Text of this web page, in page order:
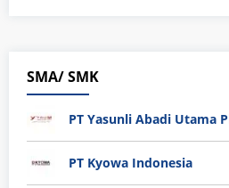
SMA/ SMK
PT Yasunli Abadi Utama
PT Kyowa Indonesia